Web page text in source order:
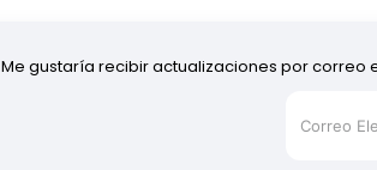
Me gustaría recibir actualizaciones por correo